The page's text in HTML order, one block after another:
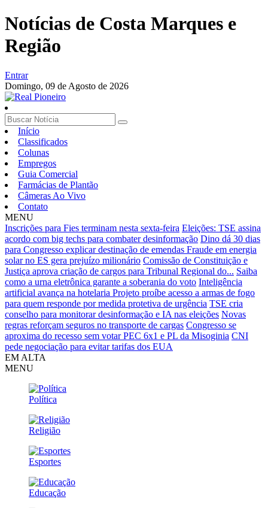
Notícias de Costa Marques e
Região
Entrar
Domingo, 09 de Agosto de 2026
Início
Classificados
Colunas
Empregos
Guia Comercial
Farmácias de Plantão
Câmeras Ao Vivo
Contato
MENU
Inscrições para Fies terminam nesta sexta-feira Eleições: TSE assina
acordo com big techs para combater desinformação Dino dá 30 dias
para Congresso explicar destinação de emendas Fraude em energia
solar no ES gera prejuízo milionário Comissão de Constituição e
Justiça aprova criação de cargos para Tribunal Regional do... Saiba
como a urna eletrônica garante a soberania do voto Inteligência
artificial avança na hotelaria Projeto proíbe acesso a armas de fogo
para quem responde por medida protetiva de urgência TSE cria
conselho para monitorar desinformação e IA nas eleições Novas
regras reforçam seguros no transporte de cargas Congresso se
aproxima do recesso sem votar PEC 6x1 e PL da Misoginia CNI
pede negociação para evitar tarifas dos EUA
EM ALTA
MENU
Política
Religião
Esportes
Educação